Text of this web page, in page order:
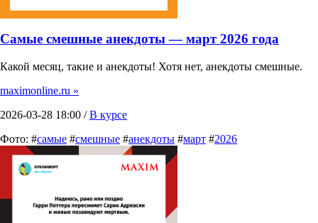
Самые смешные анекдоты — март 2026 года
Какой месяц, такие и анекдоты! Хотя нет, анекдоты смешные.
maximonline.ru »
2026-03-28 18:00 /В курсе
Фото: #самые #смешные #анекдоты #март #2026